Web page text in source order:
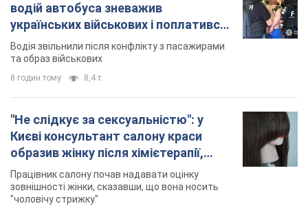
водій автобуса зневажив
українських військових і поплатився.
Відео
Водія звільнили після конфлікту з пасажирами
та образ військових
8 годин тому 8,4 т.
"Не слідкує за сексуальністю": у
Києві консультант салону краси
образив жінку після хімієтерапії,
розгорівся скандал. Фото
Працівник салону почав надавати оцінку
зовнішності жінки, сказавши, що вона носить
"чоловічу стрижку"